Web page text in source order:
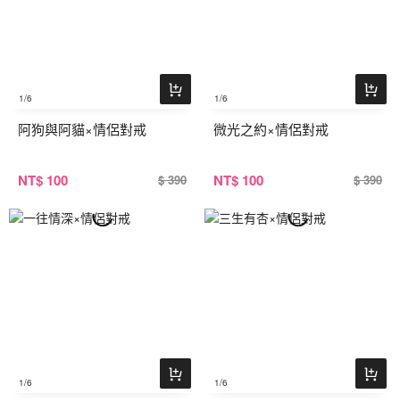
1/6
阿狗與阿貓×情侶對戒
NT$ 100 $ 390
1/6
微光之約×情侶對戒
NT$ 100 $ 390
1/6 1/6